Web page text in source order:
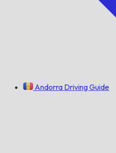
Andorra Driving Guide